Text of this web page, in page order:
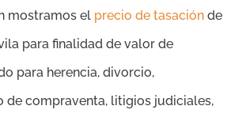
mostramos el precio de tasación de
para finalidad de valor de
para herencia, divorcio,
de compraventa, litigios judiciales,